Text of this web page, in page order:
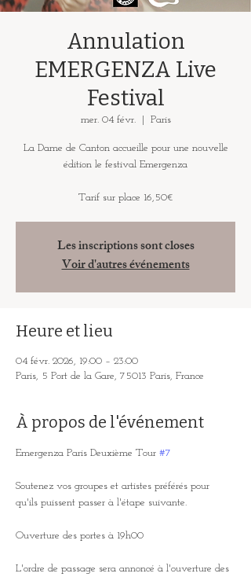
Annulation
EMERGENZA Live
Festival
mer. 04 févr.
  |
Paris
La Dame de Canton accueille pour une nouvelle
édition le festival Emergenza
Tarif sur place 16,50€
Les inscriptions sont closes
Voir d'autres événements
Heure et lieu
04 févr. 2026, 19:00 – 23:00
Paris, 5 Port de la Gare, 75013 Paris, France
À propos de l'événement
Emergenza Paris Deuxième Tour #7
Soutenez vos groupes et artistes préférés pour
qu'ils puissent passer à l'étape suivante.
Ouverture des portes à 19h00
L'ordre de passage sera annoncé à l'ouverture des